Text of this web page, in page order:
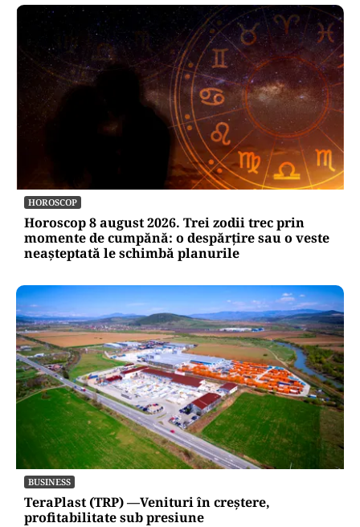
HOROSCOP
Horoscop 8 august 2026. Trei zodii trec prin
momente de cumpănă: o despărțire sau o veste
neașteptată le schimbă planurile
BUSINESS
TeraPlast (TRP) —Venituri în creștere,
profitabilitate sub presiune